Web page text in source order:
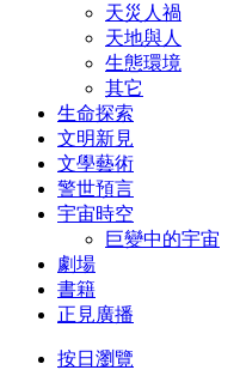
天災人禍
天地與人
生態環境
其它
生命探索
文明新見
文學藝術
警世預言
宇宙時空
巨變中的宇宙
劇場
書籍
正見廣播
按日瀏覽